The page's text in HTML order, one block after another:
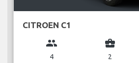
CITROEN C1
group
4
business_center
2